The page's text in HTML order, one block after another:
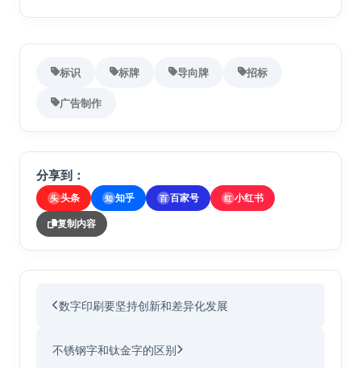
标识 标牌 导向牌 招标
广告制作
分享到：
头 头条 知 知乎 百 百家号 红 小红书
复制内容
数字印刷要坚持创新和差异化发展
不锈钢字和钛金字的区别